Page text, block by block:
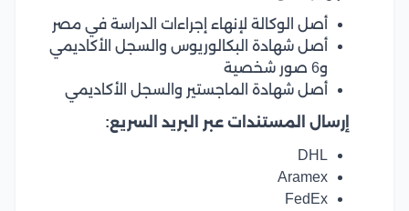
أصل الوكالة لإنهاء إجراءات الدراسة في مصر
أصل شهادة البكالوريوس والسجل الأكاديمي
و6 صور شخصية
أصل شهادة الماجستير والسجل الأكاديمي
إرسال المستندات عبر البريد السريع:
DHL
Aramex
FedEx